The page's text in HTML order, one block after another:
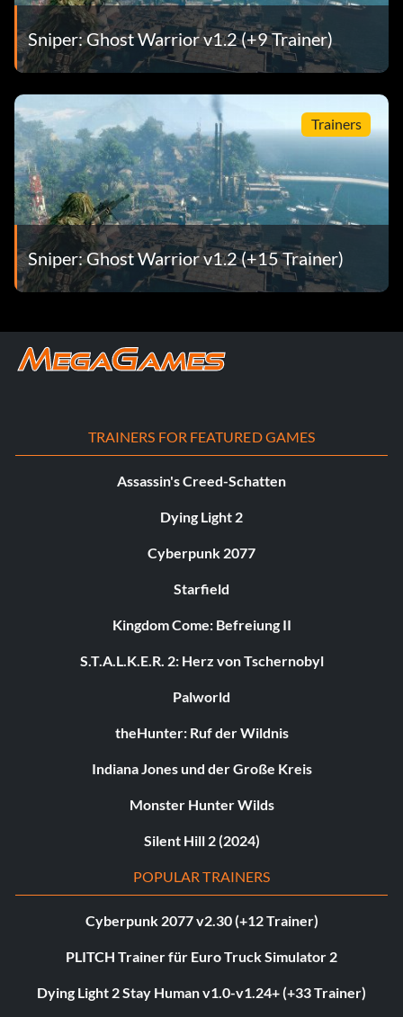
Sniper: Ghost Warrior v1.2 (+9 Trainer)
Trainers
Sniper: Ghost Warrior v1.2 (+15 Trainer)
TRAINERS FOR FEATURED GAMES
Assassin's Creed-Schatten
Dying Light 2
Cyberpunk 2077
Starfield
Kingdom Come: Befreiung II
S.T.A.L.K.E.R. 2: Herz von Tschernobyl
Palworld
theHunter: Ruf der Wildnis
Indiana Jones und der Große Kreis
Monster Hunter Wilds
Silent Hill 2 (2024)
POPULAR TRAINERS
Cyberpunk 2077 v2.30 (+12 Trainer)
PLITCH Trainer für Euro Truck Simulator 2
Dying Light 2 Stay Human v1.0-v1.24+ (+33 Trainer)